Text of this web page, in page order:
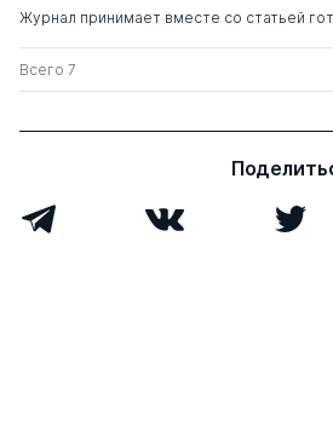
Журнал принимает вместе со статьей
Всего 7